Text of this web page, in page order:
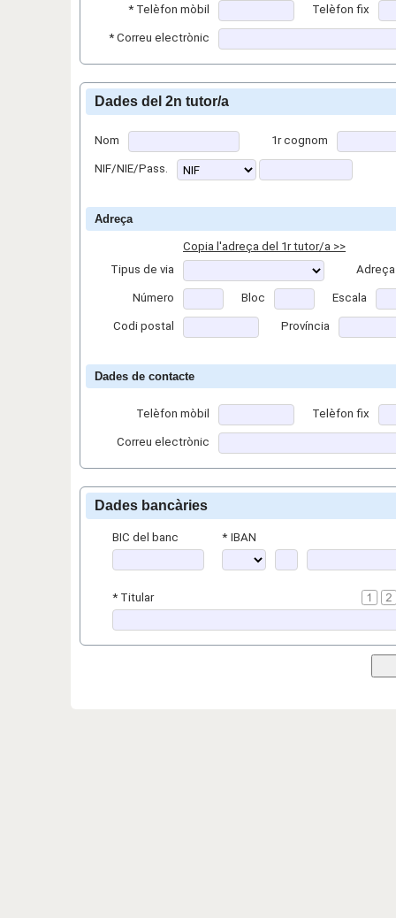
* Telèfon mòbil Telèfon fix
* Correu electrònic
Dades del 2n tutor/a
Nom 1r cognom
NIF/NIE/Pass.
Adreça
Copia l'adreça del 1r tutor/a >>
Tipus de via
Adreça
Número Bloc Escala
Codi postal Província
Dades de contacte
Telèfon mòbil Telèfon fix
Correu electrònic
Dades bancàries
BIC del banc * IBAN
* Titular